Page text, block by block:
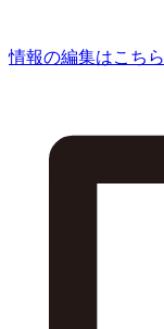
情報の編集はこちら